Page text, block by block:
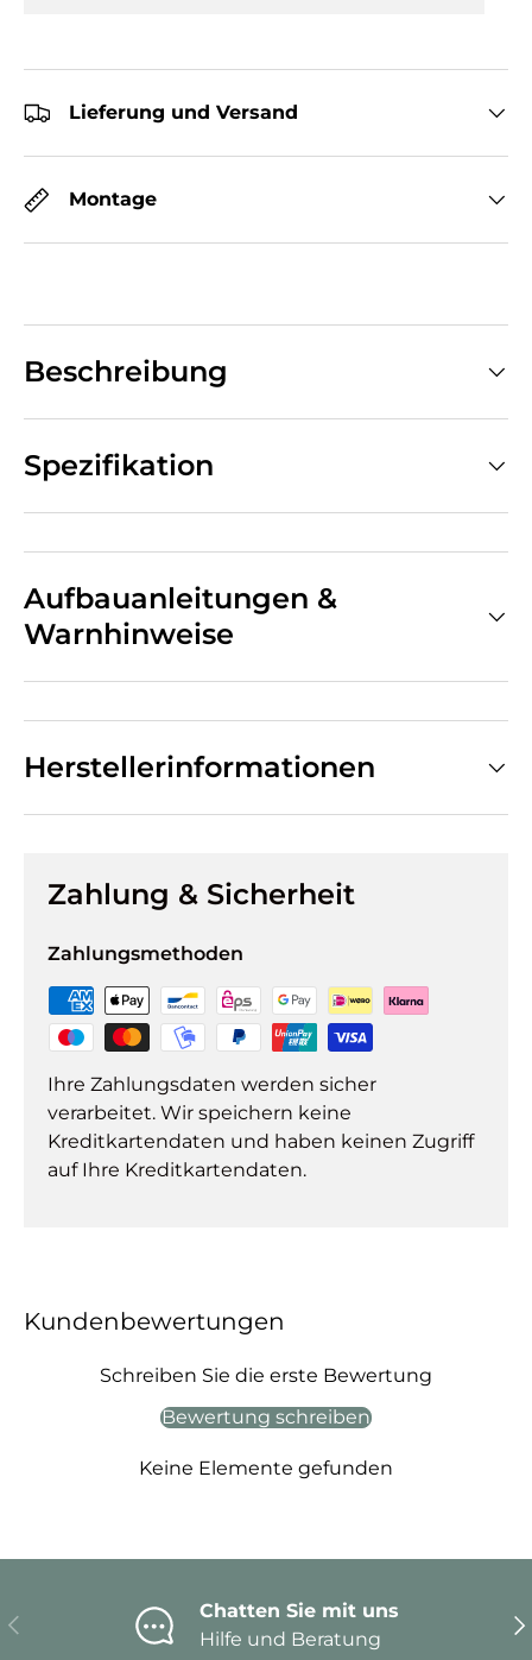
Lieferung und Versand
Montage
Beschreibung
Spezifikation
Aufbauanleitungen &
Warnhinweise
Herstellerinformationen
Zahlung & Sicherheit
Zahlungsmethoden
Ihre Zahlungsdaten werden sicher
verarbeitet. Wir speichern keine
Kreditkartendaten und haben keinen Zugriff
auf Ihre Kreditkartendaten.
Kundenbewertungen
Schreiben Sie die erste Bewertung
Bewertung schreiben
Keine Elemente gefunden
Vorherige
Chatten Sie mit uns
Hilfe und Beratung